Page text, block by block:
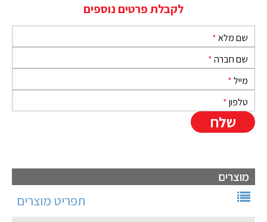
מוצרים
תפריט מוצרים
לקבלת פרטים נוספים
שם מלא*
שם חברה*
מייל*
טלפון*